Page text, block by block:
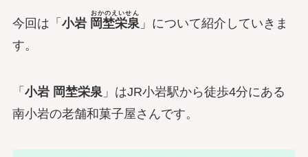
今回は「 小岩 岡埜栄泉
おかのえいせん
」について紹介していきま
す。
「 小岩 岡埜栄泉 」はJR小岩駅から徒歩4分にある
南小岩の老舗和菓子屋さんです。